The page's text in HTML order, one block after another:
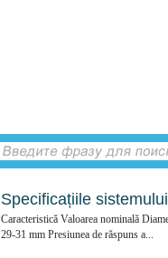
Specificațiile
Caracteristică Valoarea nominală
29-31 mm Presiunea de răspuns a...